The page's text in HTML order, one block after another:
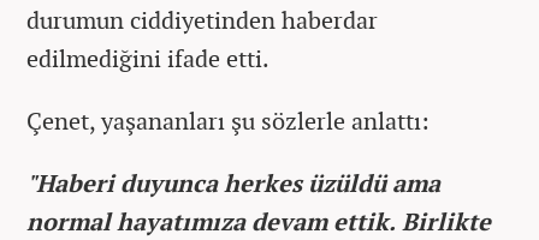
durumun ciddiyetinden haberdar
edilmediğini ifade etti.
Çenet, yaşananları şu sözlerle anlattı:
"Haberi duyunca herkes üzüldü ama
normal hayatımıza devam ettik. Birlikte